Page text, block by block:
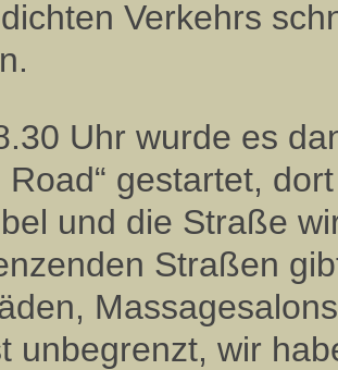
Verkehrs
Uhr wurde es
Road“ gestartet,
und die Straße
Straßen
unbegrenzt, wir